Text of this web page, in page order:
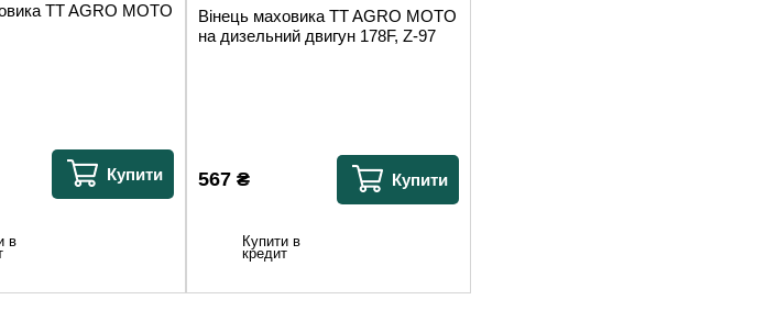
TT AGRO MOTO
Купити
в
Вінець маховика TT AGRO MOTO
на дизельний двигун 178F, Z-97
567 ₴ Купити
Купити в
кредит